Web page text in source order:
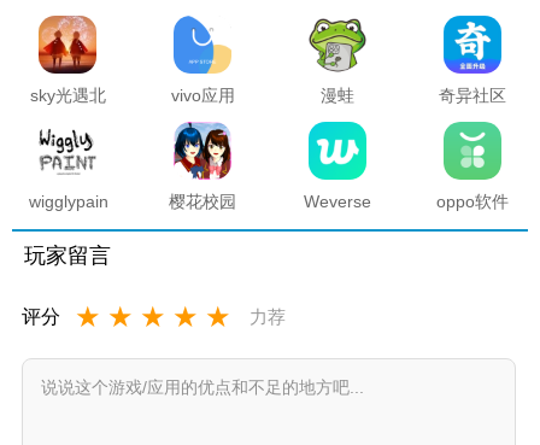
sky光遇北
解锁版
vivo应用
正版
漫蛙
官方正版
奇异社区
载安装
2025最新
版本
wigglypaint
软件
樱花校园
Weverse
oppo软件
玩家留言
评分 ★ ★ ★ ★ ★ 力荐